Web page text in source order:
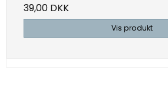
39,00 DKK
Vis produkt